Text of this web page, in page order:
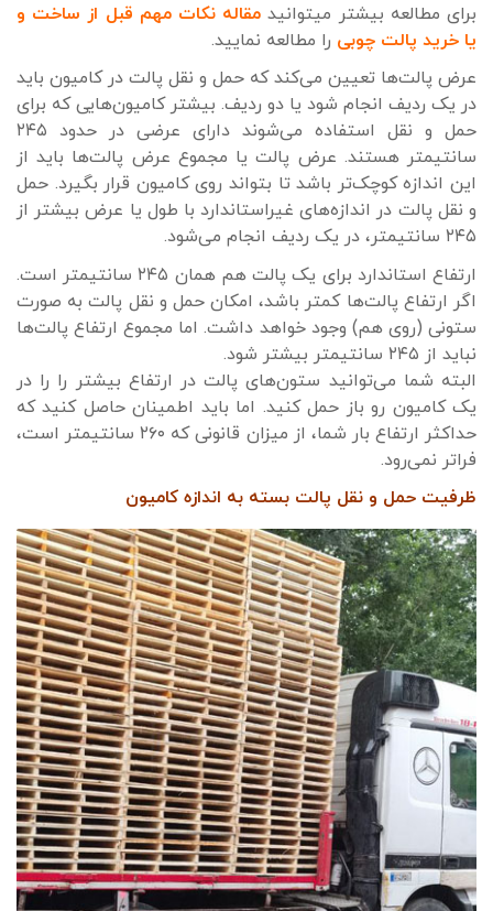
برای مطالعه بیشتر میتوانید مقاله نکات مهم قبل از ساخت و
یا خرید پالت چوبی را مطالعه نمایید.
عرض پالت‌ها تعیین می‌کند که حمل و نقل پالت در کامیون باید
در یک ردیف انجام شود یا دو ردیف. بیشتر کامیون‌هایی که برای
حمل و نقل استفاده می‌شوند دارای عرضی در حدود ۲۴۵
سانتیمتر هستند. عرض پالت یا مجموع عرض پالت‌ها باید از
این اندازه کوچک‌تر باشد تا بتواند روی کامیون قرار بگیرد. حمل
و نقل پالت در اندازه‌های غیراستاندارد با طول یا عرض بیشتر از
۲۴۵ سانتیمتر، در یک ردیف انجام می‌شود.
ارتفاع استاندارد برای یک پالت هم همان ۲۴۵ سانتیمتر است.
اگر ارتفاع پالت‌ها کمتر باشد، امکان حمل و نقل پالت به صورت
ستونی (روی هم) وجود خواهد داشت. اما مجموع ارتفاع پالت‌ها
نباید از ۲۴۵ سانتیمتر بیشتر شود.
البته شما می‌توانید ستون‌های پالت در ارتفاع بیشتر را را در
یک کامیون رو باز حمل کنید. اما باید اطمینان حاصل کنید که
حداکثر ارتفاع بار شما، از میزان قانونی که ۲۶۰ سانتیمتر است،
فراتر نمی‌رود.
ظرفیت حمل و نقل پالت بسته به اندازه کامیون